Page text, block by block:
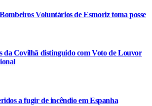
Voluntários de Esmoriz toma posse
da Covilhã distinguido com Voto de Louvor
a fugir de incêndio em Espanha